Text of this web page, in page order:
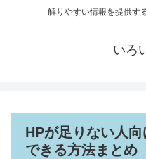
解りやすい情報を提供す
いろ
HPが足りない人
できる方法まとめ